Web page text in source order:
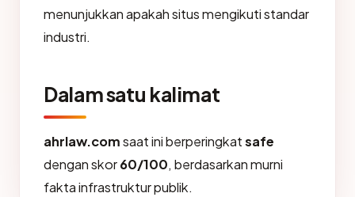
menunjukkan apakah situs mengikuti standar
industri.
Dalam satu kalimat
ahrlaw.comsaat ini berperingkatsafe
dengan skor60/100, berdasarkan murni
fakta infrastruktur publik.